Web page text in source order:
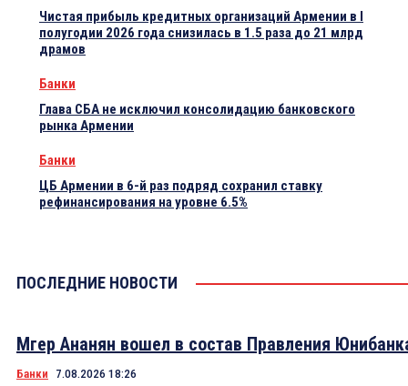
Чистая прибыль кредитных организаций Армении в I
полугодии 2026 года снизилась в 1.5 раза до 21 млрд
драмов
Банки
Глава СБА не исключил консолидацию банковского
рынка Армении
Банки
ЦБ Армении в 6-й раз подряд сохранил ставку
рефинансирования на уровне 6.5%
ПОСЛЕДНИЕ НОВОСТИ
Мгер Ананян вошел в состав Правления
Банки 7.08.2026 18:26